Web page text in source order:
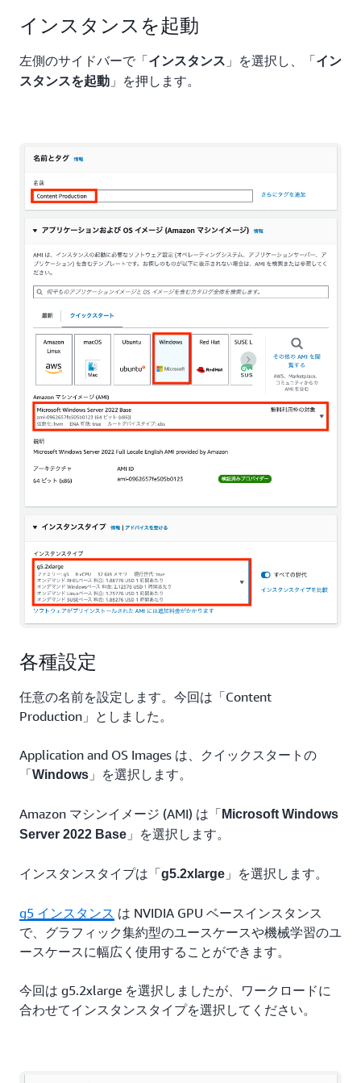
インスタンスを起動
左側のサイドバーで「インスタンス 」を選択し、「イン
スタンスを起動 」を押します。
各種設定
任意の名前を設定します。今回は「Content
Production」としました。
Application and OS Images は、クイックスタートの
「Windows 」を選択します。
Amazon マシンイメージ (AMI) は「 Microsoft Windows
Server 2022 Base 」を選択します。
インスタンスタイプは「g5.2xlarge 」を選択します。
g5 インスタンス は NVIDIA GPU ベースインスタンス
で、グラフィック集約型のユースケースや機械学習のユ
ースケースに幅広く使用することができます。
今回は g5.2xlarge を選択しましたが、ワークロードに
合わせてインスタンスタイプを選択してください。